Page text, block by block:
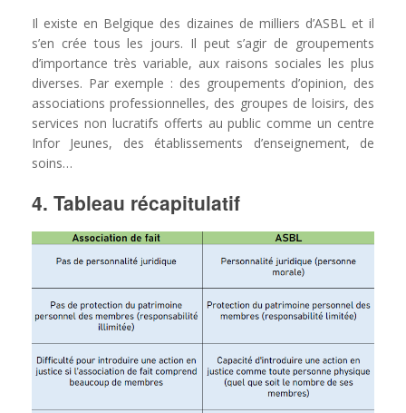
Il existe en Belgique des dizaines de milliers d’ASBL et il
s’en crée tous les jours. Il peut s’agir de groupements
d’importance très variable, aux raisons sociales les plus
diverses. Par exemple : des groupements d’opinion, des
associations professionnelles, des groupes de loisirs, des
services non lucratifs offerts au public comme un centre
Infor Jeunes, des établissements d’enseignement, de
soins…
4. Tableau récapitulatif